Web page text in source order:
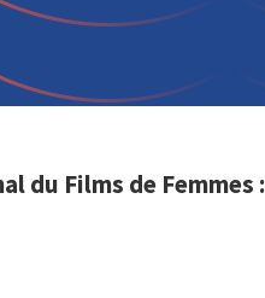
du Films de Femmes :